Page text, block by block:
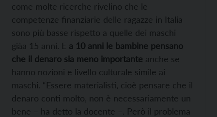
come molte ricerche rivelino che le
competenze finanziarie delle ragazze in Italia
sono più basse rispetto a quelle dei maschi
giàa 15 anni. E a 10 anni le bambine pensano
che il denaro sia meno importante anche se
hanno nozioni e livello culturale simile ai
maschi. “Essere materialisti, cioè pensare che il
denaro conti molto, non è necessariamente un
bene – ha detto la docente –. Però il problema